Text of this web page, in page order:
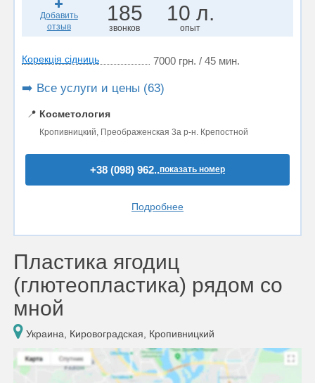
Добавить
отзыв
185
звонков
10 л.
опыт
Корекція сідниць 7000 грн. / 45 мин.
➡️ Все услуги и цены (63)
📍 Косметология
Кропивницкий, Преображенская 3а р-н. Крепостной
+38 (098) 962..показать номер
Подробнее
Пластика ягодиц
(глютеопластика) рядом со
мной
Украина, Кировоградская, Кропивницкий